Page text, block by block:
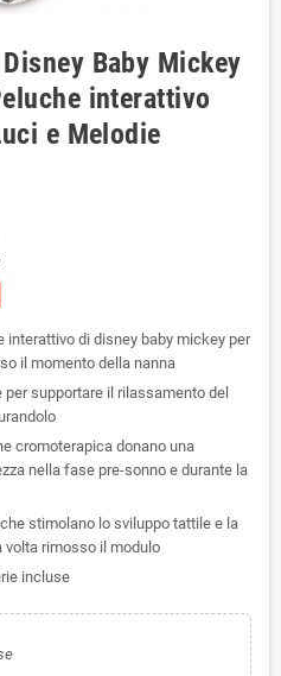
Baby Mickey
interattivo
e Melodie
interattivo di disney baby mickey per
il momento della nanna
supportare il rilassamento del
cromoterapica donano una
nella fase pre-sonno e durante la
stimolano lo sviluppo tattile e la
volta rimosso il modulo
incluse